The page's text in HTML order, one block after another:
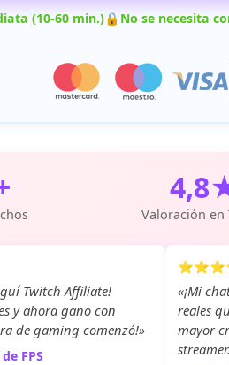
(10-60 min.)🔒 No se necesita
Valoración en
Twitch Affiliate!
y ahora gano con
de gaming comenzó!»
FPS
«¡Mi
reales
mayor